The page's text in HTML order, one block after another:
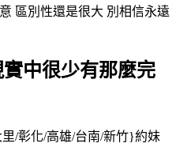
區別性還是很大 別相信永遠
中很少有那麼完
/彰化/高雄/台南/新竹}約妹